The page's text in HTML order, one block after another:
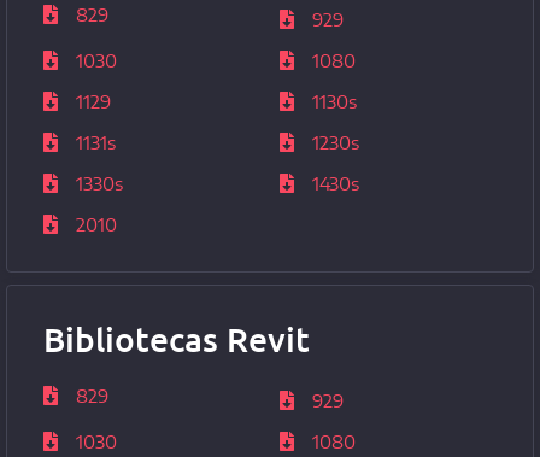
829
929
1030
1080
1129
1130s
1131s
1230s
1330s
1430s
2010
Bibliotecas Revit
829
929
1030
1080